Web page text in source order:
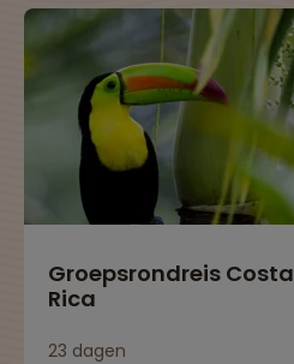
Groepsrondreis Costa
Rica
23 dagen